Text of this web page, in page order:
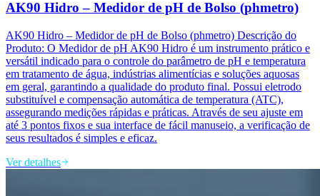
AK90 Hidro – Medidor de pH de Bolso (phmetro)
AK90 Hidro – Medidor de pH de Bolso (phmetro) Descrição do
Produto: O Medidor de pH AK90 Hidro é um instrumento prático e
versátil indicado para o controle do parâmetro de pH e temperatura
em tratamento de água, indústrias alimentícias e soluções aquosas
em geral, garantindo a qualidade do produto final. Possui eletrodo
substituível e compensação automática de temperatura (ATC),
assegurando medições rápidas e práticas. Através de seu ajuste em
até 3 pontos fixos e sua interface de fácil manuseio, a verificação de
seus resultados é simples e eficaz.
Ver detalhes